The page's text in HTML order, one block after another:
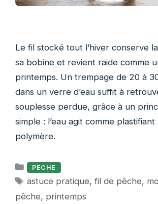
Le fil stocké tout l’hiver conserve
sa bobine et revient raide comme
printemps. Un trempage de 20 à
dans un verre d’eau suffit à
souplesse perdue, grâce à un
simple : l’eau agit comme
polymère.
Catégories
PECHE
Étiquettes
astuce pratique,fil de pêche,
pêche, printemps